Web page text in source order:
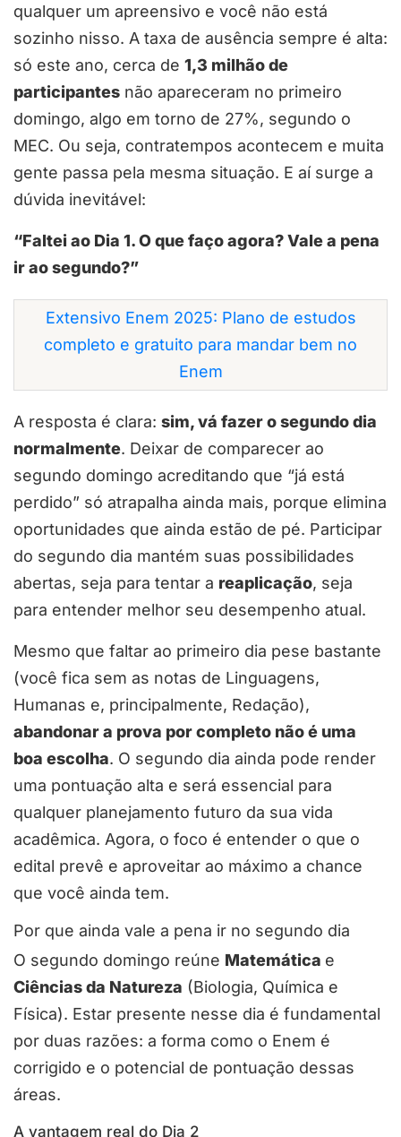
qualquer um apreensivo e você não está
sozinho nisso. A taxa de ausência sempre é alta:
só este ano, cerca de 1,3 milhão de
participantes não apareceram no primeiro
domingo, algo em torno de 27%, segundo o
MEC. Ou seja, contratempos acontecem e muita
gente passa pela mesma situação. E aí surge a
dúvida inevitável:
“Faltei ao Dia 1. O que faço agora? Vale a pena
ir ao segundo?”
Extensivo Enem 2025: Plano de estudos
completo e gratuito para mandar bem no
Enem
A resposta é clara: sim, vá fazer o segundo dia
normalmente. Deixar de comparecer ao
segundo domingo acreditando que “já está
perdido” só atrapalha ainda mais, porque elimina
oportunidades que ainda estão de pé. Participar
do segundo dia mantém suas possibilidades
abertas, seja para tentar a reaplicação, seja
para entender melhor seu desempenho atual.
Mesmo que faltar ao primeiro dia pese bastante
(você fica sem as notas de Linguagens,
Humanas e, principalmente, Redação),
abandonar a prova por completo não é uma
boa escolha. O segundo dia ainda pode render
uma pontuação alta e será essencial para
qualquer planejamento futuro da sua vida
acadêmica. Agora, o foco é entender o que o
edital prevê e aproveitar ao máximo a chance
que você ainda tem.
Por que ainda vale a pena ir no segundo dia
O segundo domingo reúne Matemática e
Ciências da Natureza (Biologia, Química e
Física). Estar presente nesse dia é fundamental
por duas razões: a forma como o Enem é
corrigido e o potencial de pontuação dessas
áreas.
A vantagem real do Dia 2